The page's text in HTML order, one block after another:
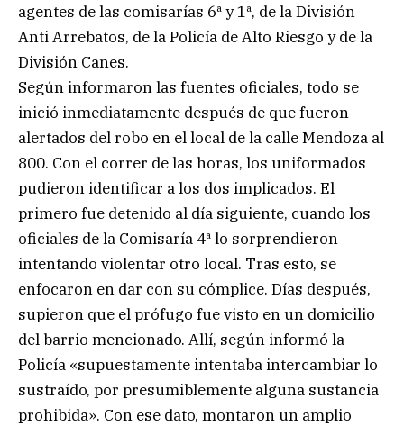
agentes de las comisarías 6ª y 1ª, de la División
Anti Arrebatos, de la Policía de Alto Riesgo y de la
División Canes.
Según informaron las fuentes oficiales, todo se
inició inmediatamente después de que fueron
alertados del robo en el local de la calle Mendoza al
800. Con el correr de las horas, los uniformados
pudieron identificar a los dos implicados. El
primero fue detenido al día siguiente, cuando los
oficiales de la Comisaría 4ª lo sorprendieron
intentando violentar otro local. Tras esto, se
enfocaron en dar con su cómplice. Días después,
supieron que el prófugo fue visto en un domicilio
del barrio mencionado. Allí, según informó la
Policía «supuestamente intentaba intercambiar lo
sustraído, por presumiblemente alguna sustancia
prohibida». Con ese dato, montaron un amplio